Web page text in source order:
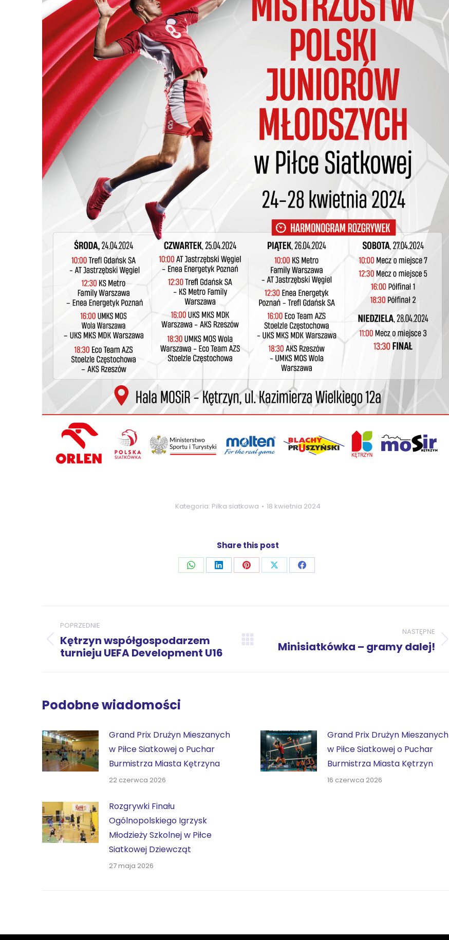
Kategoria: Piłka siatkowa 18 kwietnia 2024
Share this post
UdostępnijUdostępnijUdostępnijUdostępnijUdostępnij
wpisów
POPRZEDNIE
Poprzedni
wpis:
Kętrzyn współgospodarzem
turnieju UEFA Development U16
NASTĘPNE
Następny
Minisiatkówka – gramy dalej!
Podobne wiadomości
Grand Prix Drużyn Mieszanych
w Piłce Siatkowej o Puchar
Burmistrza Miasta Kętrzyna
22 czerwca 2026
Grand Prix Drużyn Mieszanych
w Piłce Siatkowej o Puchar
Burmistrza Miasta Kętrzyn
16 czerwca 2026
Rozgrywki Finału
Ogólnopolskiego Igrzysk
Młodzieży Szkolnej w Piłce
Siatkowej Dziewcząt
27 maja 2026